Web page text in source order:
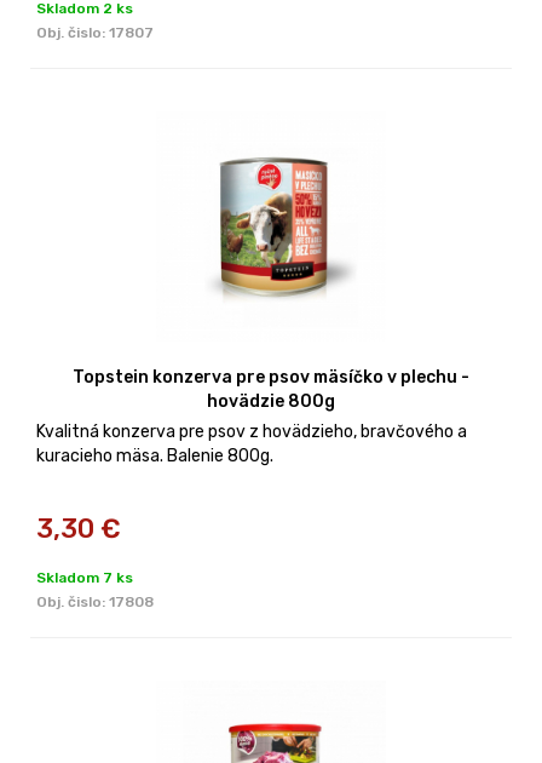
Skladom 2 ks
Obj. čislo: 17807
Topstein konzerva pre psov mäsíčko v plechu -
hovädzie 800g
Kvalitná konzerva pre psov z hovädzieho, bravčového a
kuracieho mäsa. Balenie 800g.
3,30 €
Skladom 7 ks
Obj. čislo: 17808